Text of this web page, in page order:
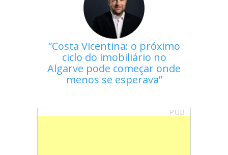
Costa Vicentina: o próximo
ciclo do imobiliário no
Algarve pode começar onde
menos se esperava
PUB